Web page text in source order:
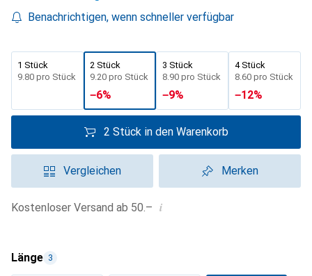
Benachrichtigen, wenn schneller verfügbar
1 Stück
CHF
9.80 pro Stück
2 Stück
CHF
9.20 pro Stück
−6%
3 Stück
CHF
8.90 pro Stück
−9%
4 Stück
CHF
8.60 pro Stück
−12%
2 Stück in den Warenkorb
Vergleichen Merken
Kostenloser Versand ab 50.– i
Länge 3